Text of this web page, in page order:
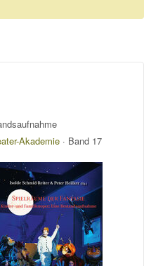
Akademie · Band 17